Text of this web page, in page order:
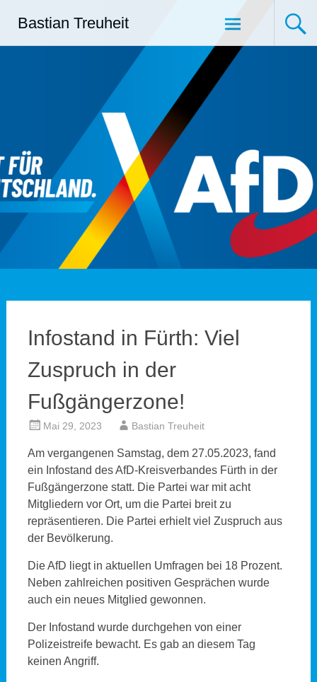
InhaltBastian Treuheit
Infostand in Fürth: Viel
Zuspruch in der
Fußgängerzone!
Mai 29, 2023 Bastian Treuheit
Am vergangenen Samstag, dem 27.05.2023, fand
ein Infostand des AfD-Kreisverbandes Fürth in der
Fußgängerzone statt. Die Partei war mit acht
Mitgliedern vor Ort, um die Partei breit zu
repräsentieren. Die Partei erhielt viel Zuspruch aus
der Bevölkerung.
Die AfD liegt in aktuellen Umfragen bei 18 Prozent.
Neben zahlreichen positiven Gesprächen wurde
auch ein neues Mitglied gewonnen.
Der Infostand wurde durchgehen von einer
Polizeistreife bewacht. Es gab an diesem Tag
keinen Angriff.